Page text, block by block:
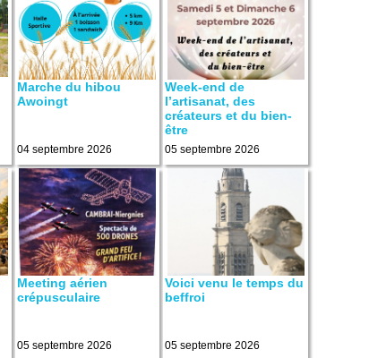
Marche du hibou
Awoingt
04 septembre 2026
Week-end de
l’artisanat, des
créateurs et du bien-
être
05 septembre 2026
Meeting aérien
crépusculaire
05 septembre 2026
Voici venu le temps du
beffroi
05 septembre 2026